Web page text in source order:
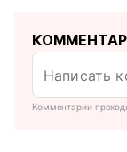
Комментарии